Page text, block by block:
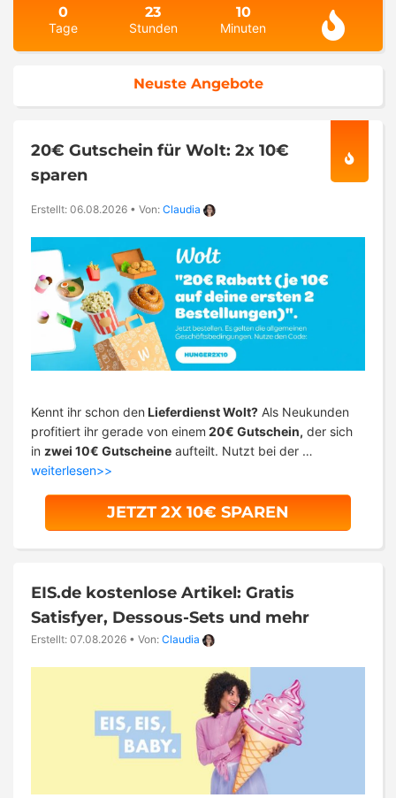
0
Tage
23
Stunden
10
Minuten
Neuste Angebote
20€ Gutschein für Wolt: 2x 10€
sparen
Erstellt: 06.08.2026 • Von: Claudia
Kennt ihr schon den Lieferdienst Wolt? Als Neukunden
profitiert ihr gerade von einem 20€ Gutschein, der sich
in zwei 10€ Gutscheine aufteilt. Nutzt bei der …
weiterlesen>>
JETZT 2X 10€ SPAREN
EIS.de kostenlose Artikel: Gratis
Satisfyer, Dessous-Sets und mehr
Erstellt: 07.08.2026 • Von: Claudia